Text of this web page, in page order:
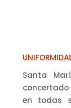
Santa
en todas